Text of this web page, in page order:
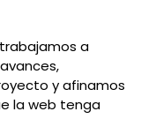
a
y afinamos
la web tenga